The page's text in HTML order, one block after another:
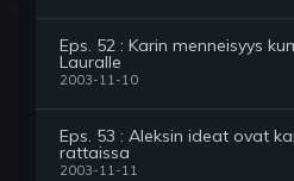
Eps. 52 : Karin menneisyys
Lauralle
2003-11-10
Eps. 53 : Aleksin ideat ovat
rattaissa
2003-11-11